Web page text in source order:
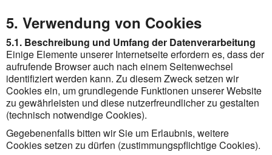
5. Verwendung von Cookies
5.1. Beschreibung und Umfang der Datenverarbeitung
Einige Elemente unserer Internetseite erfordern es, dass der
aufrufende Browser auch nach einem Seitenwechsel
identifiziert werden kann. Zu diesem Zweck setzen wir
Cookies ein, um grundlegende Funktionen unserer Website
zu gewährleisten und diese nutzerfreundlicher zu gestalten
(technisch notwendige Cookies).
Gegebenenfalls bitten wir Sie um Erlaubnis, weitere
Cookies setzen zu dürfen (zustimmungspflichtige Cookies).